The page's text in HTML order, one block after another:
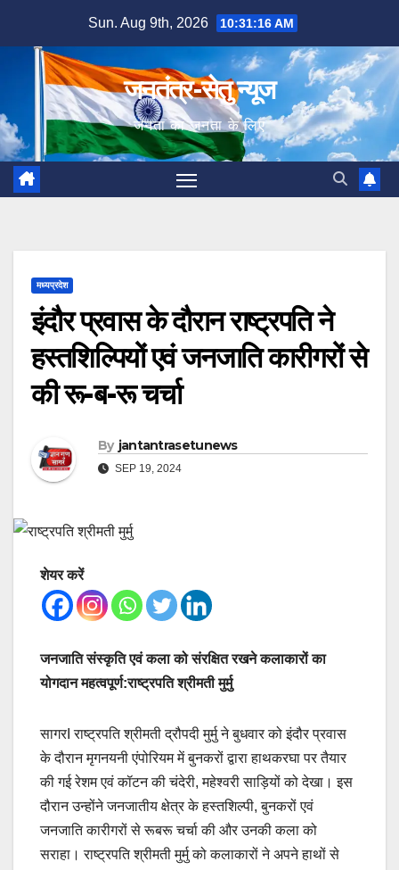
content
Sun. Aug 9th, 2026 10:31:17 AM
जनतंत्र-सेतु न्यूज
जनता का जनता के लिए
मध्यप्रदेश
इंदौर प्रवास के दौरान राष्ट्रपति ने
हस्तशिल्पियों एवं जनजाति कारीगरों से
की रू-ब-रू चर्चा
By jantantrasetunews
SEP 19, 2024
शेयर करें
जनजाति संस्कृति एवं कला को संरक्षित रखने कलाकारों का
योगदान महत्वपूर्ण:राष्ट्रपति श्रीमती मुर्मु
सागरI राष्ट्रपति श्रीमती द्रौपदी मुर्मु ने बुधवार को इंदौर प्रवास
के दौरान मृगनयनी एंपोरियम में बुनकरों द्वारा हाथकरघा पर तैयार
की गई रेशम एवं कॉटन की चंदेरी, महेश्वरी साड़ियों को देखा। इस
दौरान उन्होंने जनजातीय क्षेत्र के हस्तशिल्पी, बुनकरों एवं
जनजाति कारीगरों से रूबरू चर्चा की और उनकी कला को
सराहा। राष्ट्रपति श्रीमती मुर्मु को कलाकारों ने अपने हाथों से